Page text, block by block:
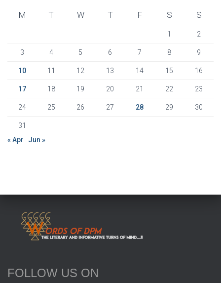
M T W T F S S
1 2
3 4 5 6 7 8 9
10 11 12 13 14 15 16
17 18 19 20 21 22 23
24 25 26 27 28 29 30
31
« Apr
Jun »
FOLLOW US ON